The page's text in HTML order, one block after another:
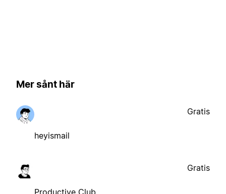
Mer sånt här
heyismail
Gratis
Productive Club
Gratis